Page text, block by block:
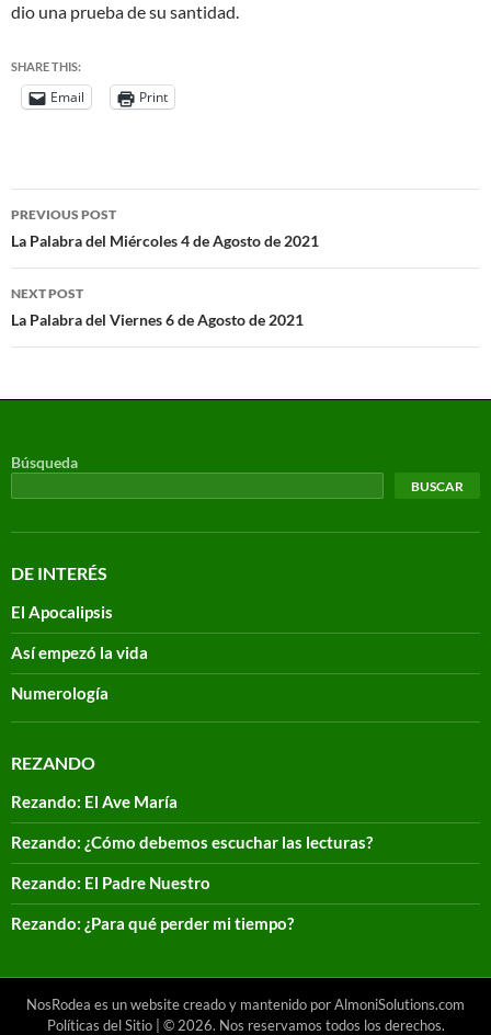
dio una prueba de su santidad.
SHARE THIS:
Email Print
PREVIOUS POST
La Palabra del Miércoles 4 de Agosto de 2021
NEXT POST
La Palabra del Viernes 6 de Agosto de 2021
Búsqueda
BUSCAR
DE INTERÉS
El Apocalipsis
Así empezó la vida
Numerología
REZANDO
Rezando: El Ave María
Rezando: ¿Cómo debemos escuchar las lecturas?
Rezando: El Padre Nuestro
Rezando: ¿Para qué perder mi tiempo?
NosRodea es un website creado y mantenido por AlmoniSolutions.com
Políticas del Sitio| © 2026. Nos reservamos todos los derechos.